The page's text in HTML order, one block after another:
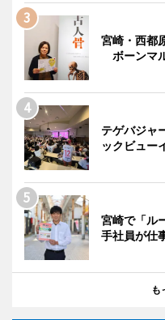
宮崎・西都
ボーンマ
テゲバジャ
ックビュー
宮崎で「ル
手社員が仕
も